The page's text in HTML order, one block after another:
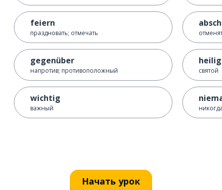
feiern
праздновать; отмечать
gegenüber
напротив; противоположный
wichtig
важный
heilig
святой
Начать урок